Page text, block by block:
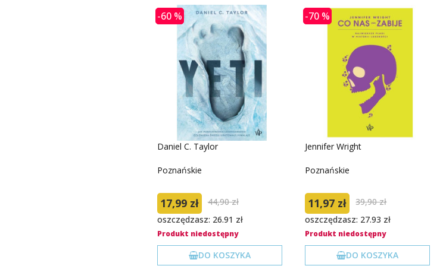
-60 %
Daniel C. Taylor
Poznańskie
17,99 zł
44,90 zł
oszczędzasz: 26.91 zł
Produkt niedostępny
DO KOSZYKA
-70 %
Jennifer Wright
Poznańskie
11,97 zł
39,90 zł
oszczędzasz: 27.93 zł
Produkt niedostępny
DO KOSZYKA